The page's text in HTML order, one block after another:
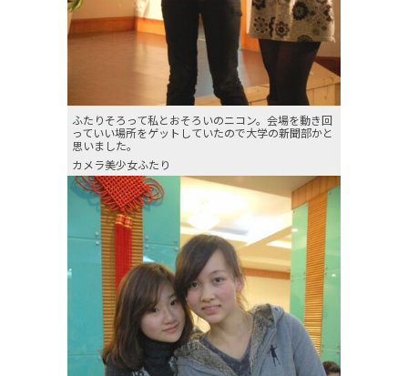
ふたりそろって私とおそろいのニコン。会場を動き回
っていい場所をゲットしていたので大学の新聞部かと
思いました。
カメラ美少女ふたり